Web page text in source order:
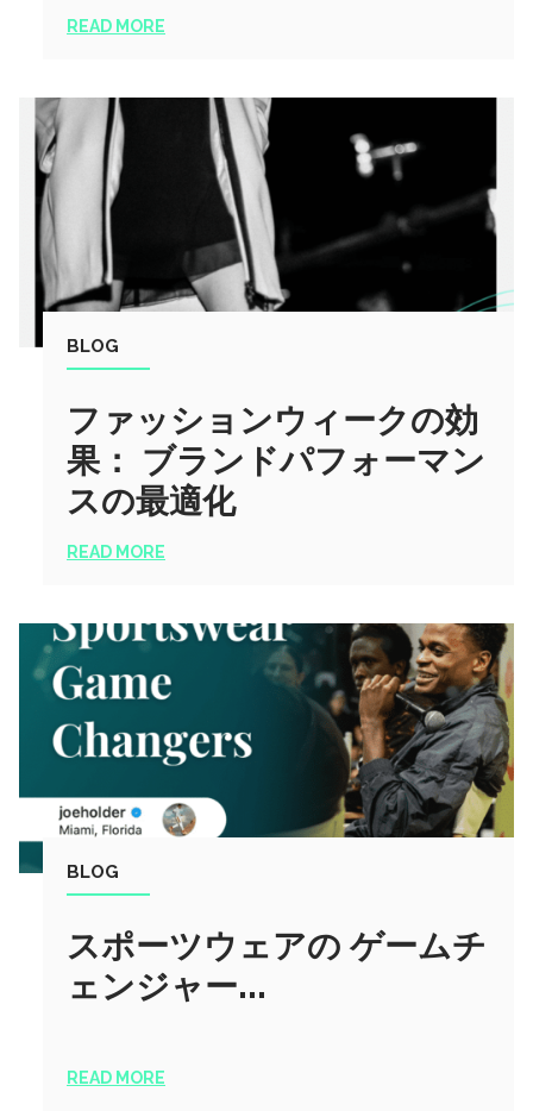
READ MORE
BLOG
ファッションウィークの効
果： ブランドパフォーマン
スの最適化
READ MORE
BLOG
スポーツウェアの ゲームチ
ェンジャー...
READ MORE